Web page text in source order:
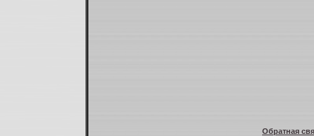
Обратная